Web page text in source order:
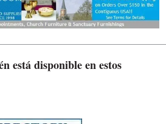
está disponible en estos